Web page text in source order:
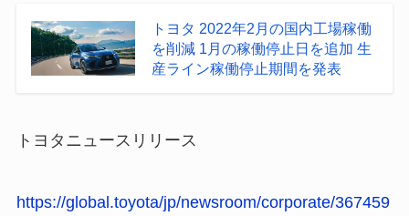
トヨタ 2022年2月の国内工場稼働
を削減 1月の稼働停止日を追加 生
産ライン稼働停止期間を発表
トヨタニュースリリース
https://global.toyota/jp/newsroom/corporate/367459